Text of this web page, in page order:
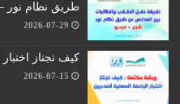
طريق نظام نور
2026-07-29
كيف تجتاز
2026-07-15